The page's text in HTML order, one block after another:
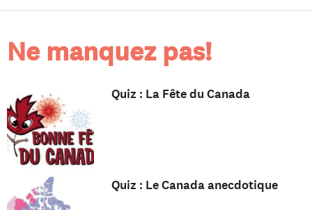
Ne manquez pas!
Quiz : La Fête du Canada
Quiz : Le Canada anecdotique